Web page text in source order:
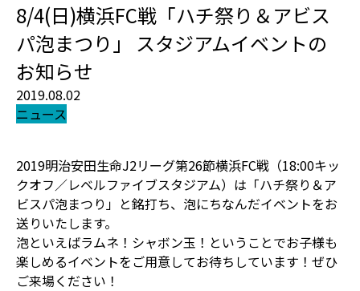
8/4(日)横浜FC戦「ハチ祭り＆アビス
パ泡まつり」 スタジアムイベントの
お知らせ
2019.08.02
ニュース
2019明治安田生命J2リーグ第26節横浜FC戦（18:00キッ
クオフ／レベルファイブスタジアム）は「ハチ祭り＆ア
ビスパ泡まつり」と銘打ち、泡にちなんだイベントをお
送りいたします。
泡といえばラムネ！シャボン玉！ということでお子様も
楽しめるイベントをご用意してお待ちしています！ぜひ
ご来場ください！